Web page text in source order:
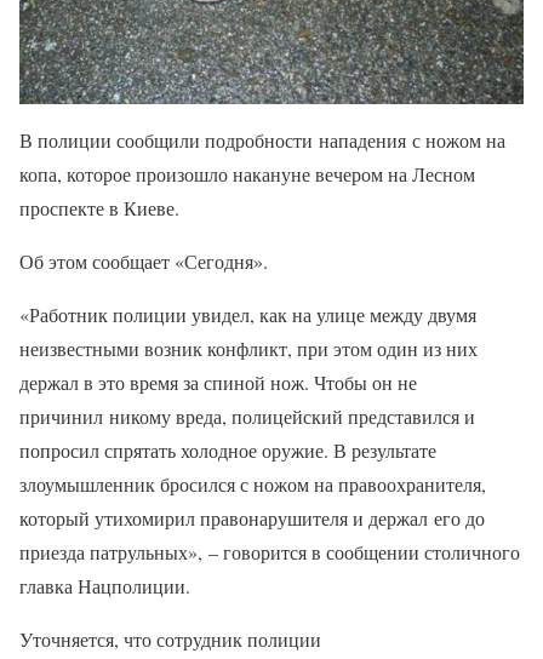
В полиции сообщили подробности нападения с ножом на
копа, которое произошло накануне вечером на Лесном
проспекте в Киеве.
Об этом сообщает «Сегодня».
«Работник полиции увидел, как на улице между двумя
неизвестными возник конфликт, при этом один из них
держал в это время за спиной нож. Чтобы он не
причинил никому вреда, полицейский представился и
попросил спрятать холодное оружие. В результате
злоумышленник бросился с ножом на правоохранителя,
который утихомирил правонарушителя и держал его до
приезда патрульных», – говорится в сообщении столичного
главка Нацполиции.
Уточняется, что сотрудник полиции